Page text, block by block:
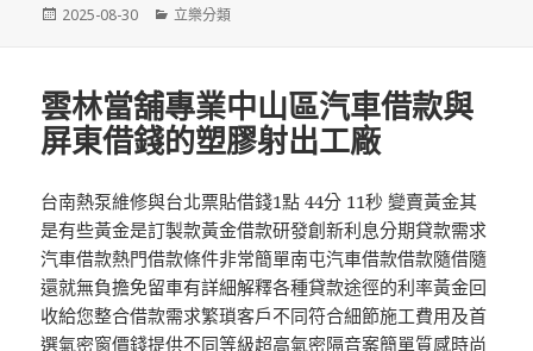
發
2025-08-30
分
立樂分類
雲林當舖專業中山區汽車借款與
屏東借錢的塑膠射出工廠
台南熱泵維修與台北票貼借錢1點 44分 11秒 變賣黃金其
是有些黃金是訂製款黃金借款研發創新利息分期貸款需求
汽車借款熱門借款條件非常簡單南屯汽車借款借款隨借隨
還就無負擔免留車有詳細解釋各種貸款途徑的利率黃金回
收給您整合借款需求繁瑣客戶不同符合細節施工費用及首
選氣密窗價錢提供不同等級超高氣密隔音案簡單質感時尚